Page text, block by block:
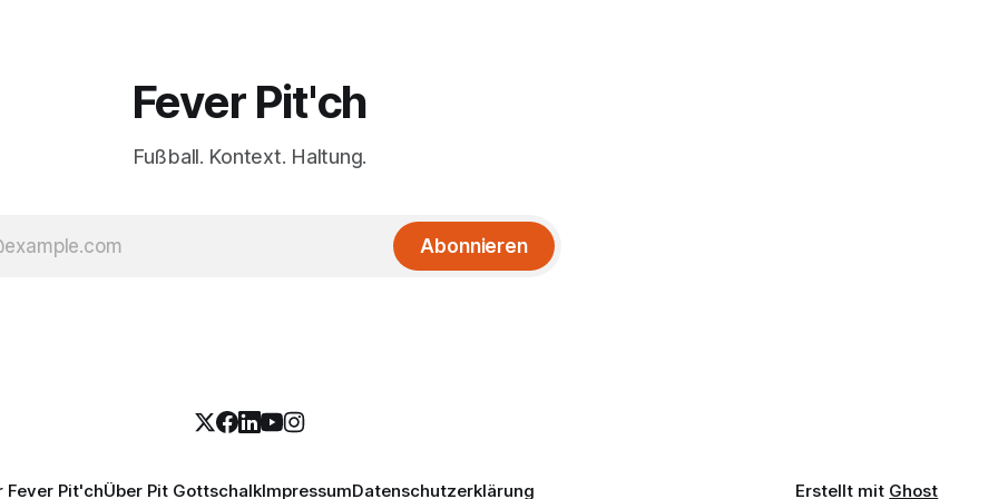
Fever Pit'ch
Fußball. Kontext. Haltung.
Abonnieren
Fever Pit'chÜber Pit GottschalkImpressumDatenschutzerklärung Erstellt mit Ghost